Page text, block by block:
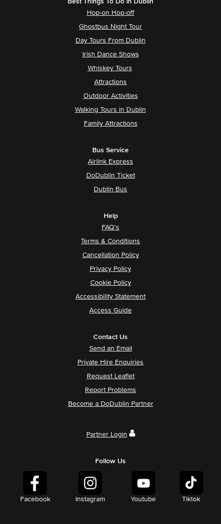
Best Things To Do in Dublin
Hop-on Hop-off
Ghostbus Night Tour
Day Tours From Dublin
Irish Dance Shows
Whiskey Tours
Attractions
Outdoor Activities
Walking Tours in Dublin
Family Attractions
Bus Service
Airlink Express
DoDublin Ticket
Dublin Bus
Help
FAQ's
Terms & Conditions
Cancellation Policy
Privacy Policy
Cookie Policy
Accessibility Statement
Access Guide
Contact Us
Send an Email
Private Hire Enquiries
Request Leaflet
Report Problems
Become a DoDublin Partner
Partner Login
Follow Us
Facebook Instagram Youtube Tiktok